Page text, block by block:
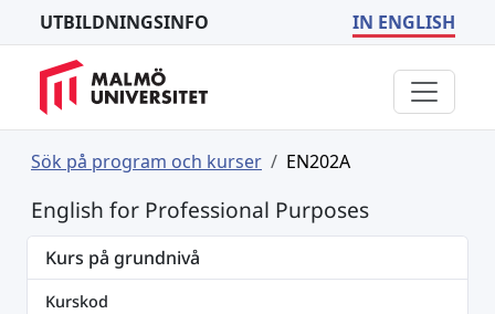
UTBILDNINGSINFO IN ENGLISH
Sök på program och kurser EN202A
English for Professional Purposes
Kurs på grundnivå
Kurskod